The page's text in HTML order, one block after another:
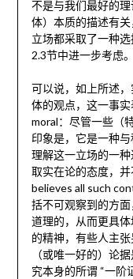
不是与我们最好的
体）本质的描述有
立场都采取了一种
2.3节中进一步考虑。
可以说，如上所述
体的观点，这一事
moral：尽管一些（
印象是，它是一种
理解这一立场的一
取实在论的态度，
believes all such
括不可观察到的方
道理的，从而更具
的精神，有些人主
（或唯一好的）论
究本身的所谓 “一阶